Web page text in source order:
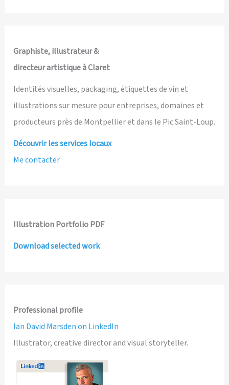
du
Saint-
Loup
Graphiste, illustrateur &
directeur artistique à Claret
Identités visuelles, packaging, étiquettes de vin et
illustrations sur mesure pour entreprises, domaines et
producteurs près de Montpellier et dans le Pic Saint-Loup.
Découvrir les services locaux
Me contacter
Illustration Portfolio PDF
Download selected work
Professional profile
Ian David Marsden on LinkedIn
Illustrator, creative director and visual storyteller.